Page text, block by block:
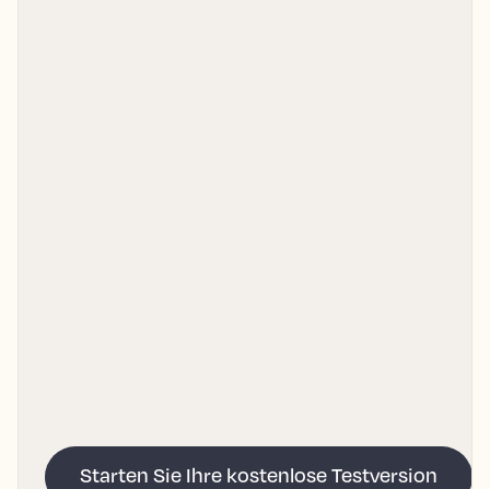
Starten Sie Ihre kostenlose Testversion